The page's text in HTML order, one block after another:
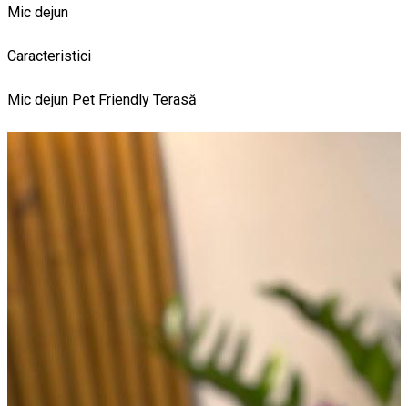
Mic dejun
Caracteristici
Mic dejun Pet Friendly Terasă